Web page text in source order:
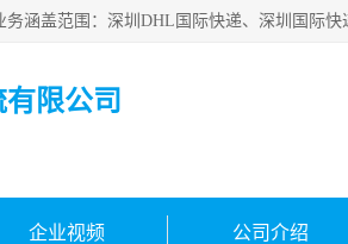
限公司
企业视频 公司介绍